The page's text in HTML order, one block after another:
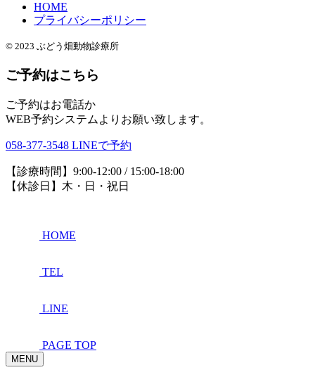
HOME
プライバシーポリシー
© 2023 ぶどう畑動物診療所
ご予約はこちら
ご予約はお電話か
WEB予約システムよりお願い致します。
058-377-3548 LINEで予約
【診療時間】9:00-12:00 / 15:00-18:00
【休診日】木・日・祝日
HOME
TEL
LINE
PAGE TOP
MENU